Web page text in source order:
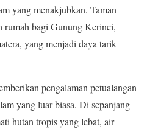
yang menakjubkan. Taman
rumah bagi Gunung Kerinci,
yang menjadi daya tarik
pengalaman petualangan
yang luar biasa. Di sepanjang
hutan tropis yang lebat, air